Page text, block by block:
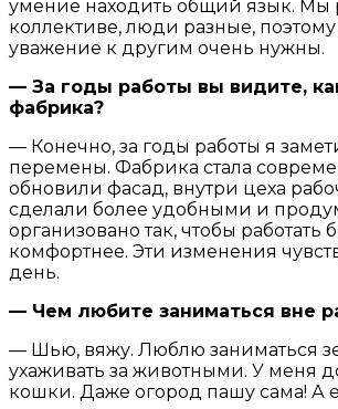
умение находить общий язык. Мы
коллективе, люди разные,
уважение к другим очень нужны.
— За годы работы вы видите,
фабрика?
— Конечно, за годы работы я
перемены. Фабрика стала
обновили фасад, внутри цеха
сделали более удобными и
организовано так, чтобы
комфортнее. Эти изменения
день.
— Чем любите заниматься вне
— Шью, вяжу. Люблю заниматься
ухаживать за животными. У меня
кошки. Даже огород пашу сама! А